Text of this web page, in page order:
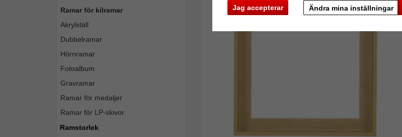
Jag accepterar Ändra mina inställningar
Ramar för kilramar
Akrylställ
Dubbelramar
Hörnramar
Fotoalbum
Gravramar
Ramar för medaljer
Ramar för LP-skivor
Ramstorlek